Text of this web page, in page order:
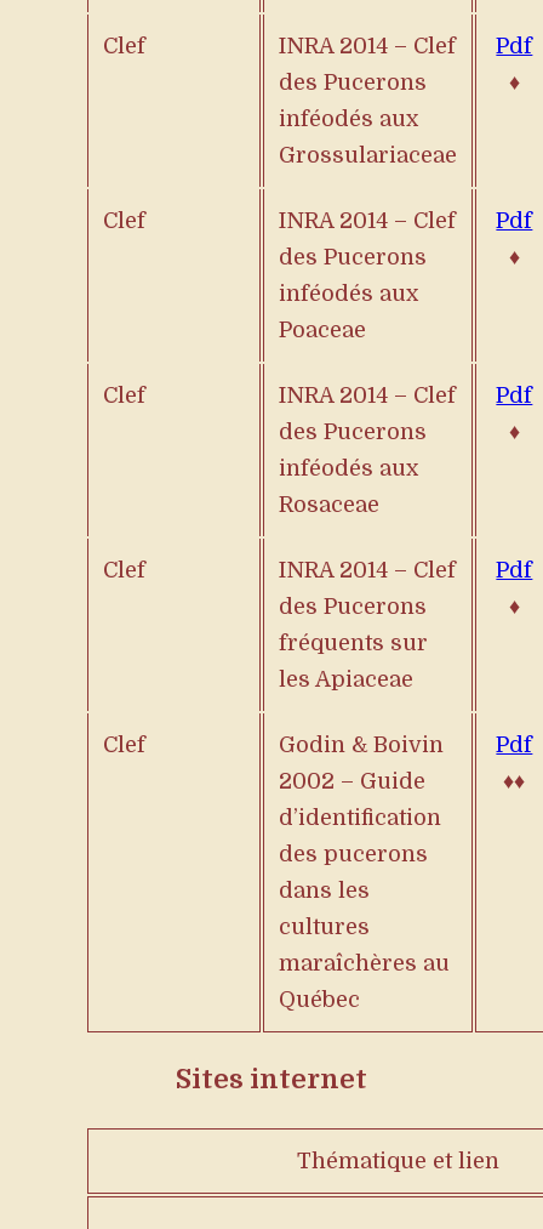
Clef
INRA 2014 – Clef
des Pucerons
inféodés aux
Grossulariaceae
Pdf
♦
Clef
INRA 2014 – Clef
des Pucerons
inféodés aux
Poaceae
Pdf
♦
Clef
INRA 2014 – Clef
des Pucerons
inféodés aux
Rosaceae
Pdf
♦
Clef
INRA 2014 – Clef
des Pucerons
fréquents sur
les Apiaceae
Pdf
♦
Clef
Godin & Boivin
2002 – Guide
d’identification
des pucerons
dans les
cultures
maraîchères au
Québec
Pdf
♦♦
Sites internet
Thématique et lien